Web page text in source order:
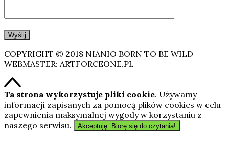
COPYRIGHT © 2018 NIANIO BORN TO BE WILD
WEBMASTER: ARTFORCEONE.PL
Ta strona wykorzystuje pliki cookie. Używamy
informacji zapisanych za pomocą plików cookies w celu
zapewnienia maksymalnej wygody w korzystaniu z
naszego serwisu.
Akceptuję. Biorę się do czytania!